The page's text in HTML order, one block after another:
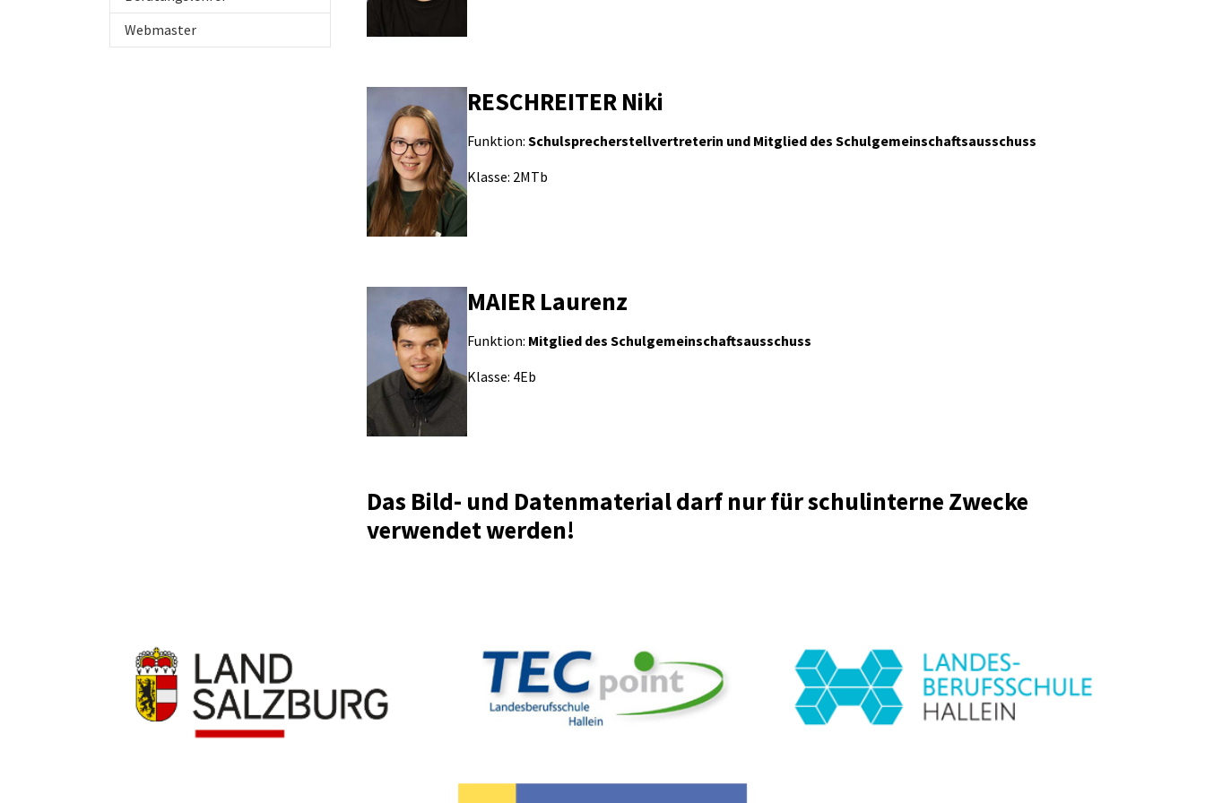
RESCHREITER Niki
Funktion: Schulsprecherstellvertreterin und Mitglied des Schulgemeinschaftsausschuss
Klasse: 2MTb
MAIER Laurenz
Funktion: Mitglied des Schulgemeinschaftsausschuss
Klasse: 4Eb
Das Bild- und Datenmaterial darf nur für schulinterne Zwecke
verwendet werden!
Webmaster